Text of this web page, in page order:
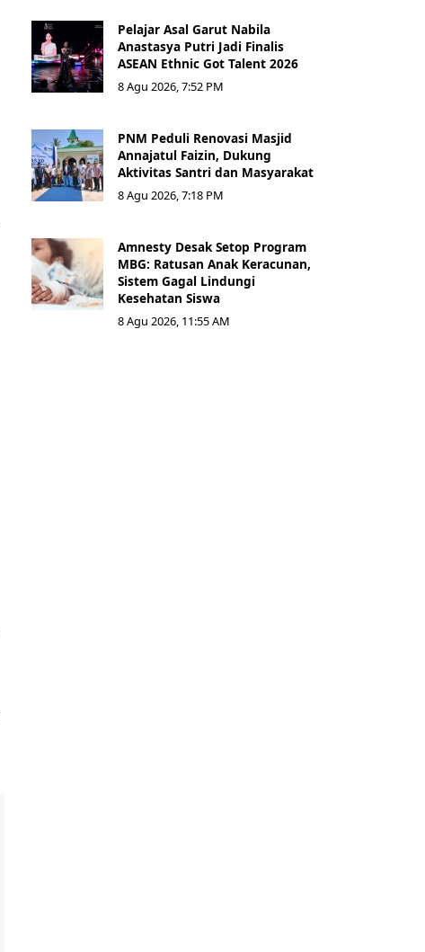
Pelajar Asal Garut Nabila
Anastasya Putri Jadi Finalis
ASEAN Ethnic Got Talent 2026
8 Agu 2026, 7:52 PM
PNM Peduli Renovasi Masjid
Annajatul Faizin, Dukung
Aktivitas Santri dan Masyarakat
8 Agu 2026, 7:18 PM
Amnesty Desak Setop Program
MBG: Ratusan Anak Keracunan,
Sistem Gagal Lindungi
Kesehatan Siswa
8 Agu 2026, 11:55 AM